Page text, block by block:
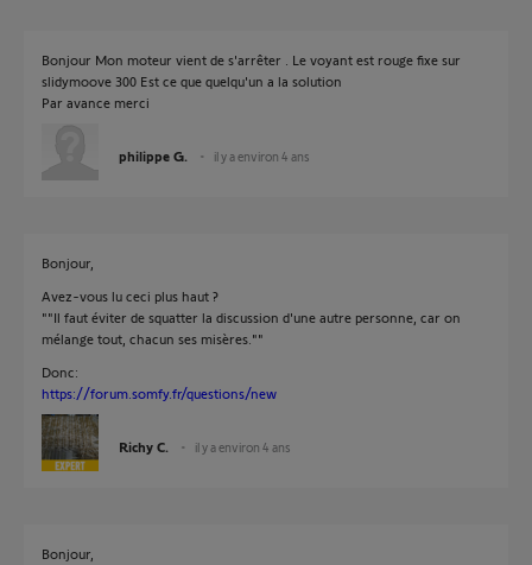
Bonjour Mon moteur vient de s'arrêter . Le voyant est rouge fixe sur
slidymoove 300 Est ce que quelqu'un a la solution
Par avance merci
philippe G. il y a environ 4 ans
Bonjour,
Avez-vous lu ceci plus haut ?
""Il faut éviter de squatter la discussion d'une autre personne, car on
mélange tout, chacun ses misères.""
Donc:
https://forum.somfy.fr/questions/new
Richy C. il y a environ 4 ans
Bonjour,